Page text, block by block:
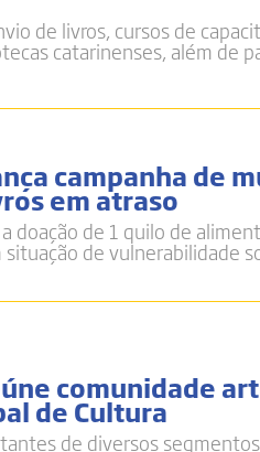
de livros, cursos de
catarinenses, além de
campanha de
em atraso
doação de 1 quilo de
de vulnerabilidade
comunidade
de Cultura
de diversos